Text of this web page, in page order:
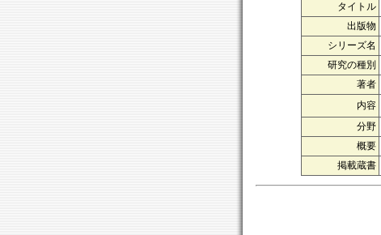
タイトル
出版物
シリーズ名
研究の種別
著者
内容
分野
概要
掲載蔵書